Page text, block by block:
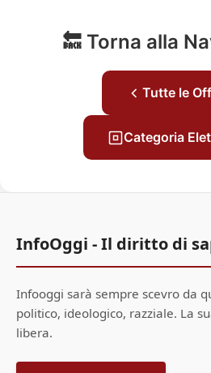
🔙 Torna alla
Tutte le
Categoria
InfoOggi - Il diritto di
Infooggi sarà sempre scevro da
politico, ideologico, razziale. La
libera.